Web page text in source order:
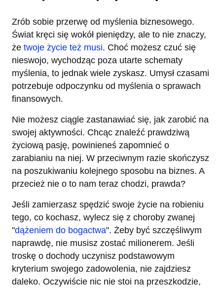
Zrób sobie przerwę od myślenia biznesowego.
Świat kręci się wokół pieniędzy, ale to nie znaczy,
że twoje życie też musi. Choć możesz czuć się
nieswojo, wychodząc poza utarte schematy
myślenia, to jednak wiele zyskasz. Umysł czasami
potrzebuje odpoczynku od myślenia o sprawach
finansowych.
Nie możesz ciągle zastanawiać się, jak zarobić na
swojej aktywności. Chcąc znaleźć prawdziwą
życiową pasję, powinieneś zapomnieć o
zarabianiu na niej. W przeciwnym razie skończysz
na poszukiwaniu kolejnego sposobu na biznes. A
przecież nie o to nam teraz chodzi, prawda?
Jeśli zamierzasz spędzić swoje życie na robieniu
tego, co kochasz, wylecz się z choroby zwanej
"dążeniem do bogactwa". Żeby być szczęśliwym
naprawdę, nie musisz zostać milionerem. Jeśli
troskę o dochody uczynisz podstawowym
kryterium swojego zadowolenia, nie zajdziesz
daleko. Oczywiście nic nie stoi na przeszkodzie,